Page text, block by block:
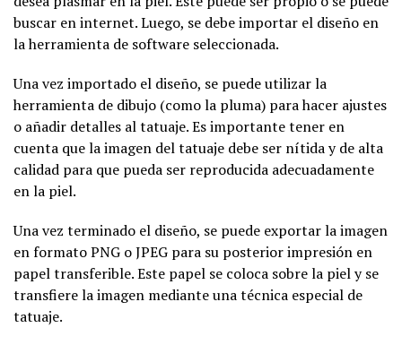
buscar en internet. Luego, se debe importar el diseño en
la herramienta de software seleccionada.
Una vez importado el diseño, se puede utilizar la
herramienta de dibujo (como la pluma) para hacer ajustes
o añadir detalles al tatuaje. Es importante tener en
cuenta que la imagen del tatuaje debe ser nítida y de alta
calidad para que pueda ser reproducida adecuadamente
en la piel.
Una vez terminado el diseño, se puede exportar la imagen
en formato PNG o JPEG para su posterior impresión en
papel transferible. Este papel se coloca sobre la piel y se
transfiere la imagen mediante una técnica especial de
tatuaje.